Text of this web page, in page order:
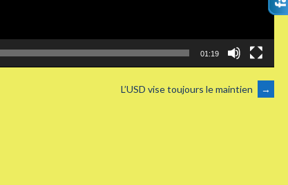
01:19
L’USD vise toujours le maintien →